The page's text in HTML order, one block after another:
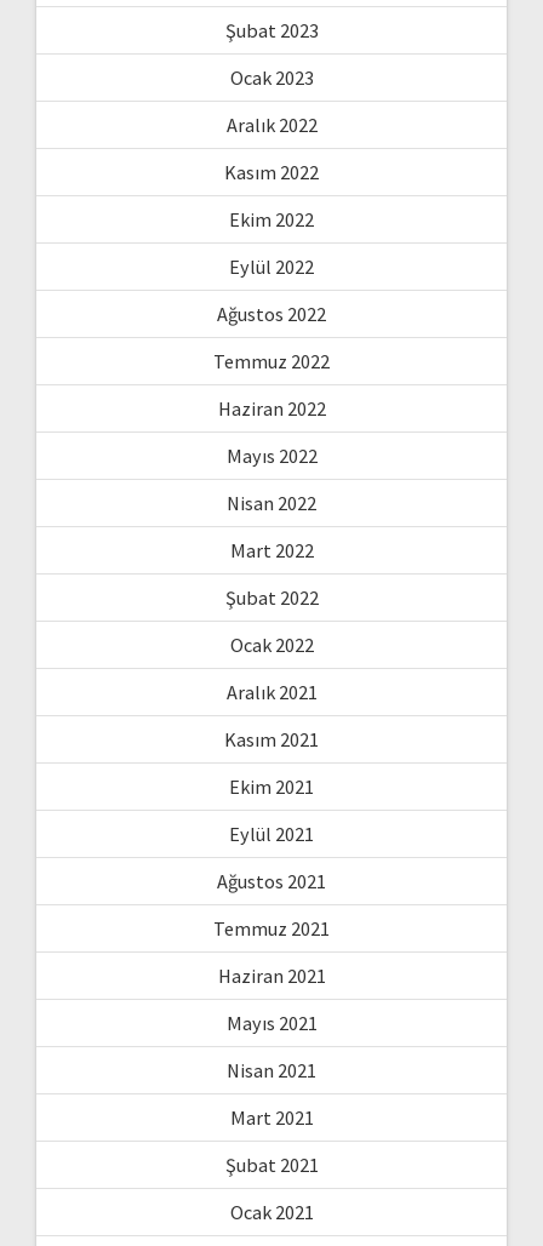
Şubat 2023
Ocak 2023
Aralık 2022
Kasım 2022
Ekim 2022
Eylül 2022
Ağustos 2022
Temmuz 2022
Haziran 2022
Mayıs 2022
Nisan 2022
Mart 2022
Şubat 2022
Ocak 2022
Aralık 2021
Kasım 2021
Ekim 2021
Eylül 2021
Ağustos 2021
Temmuz 2021
Haziran 2021
Mayıs 2021
Nisan 2021
Mart 2021
Şubat 2021
Ocak 2021